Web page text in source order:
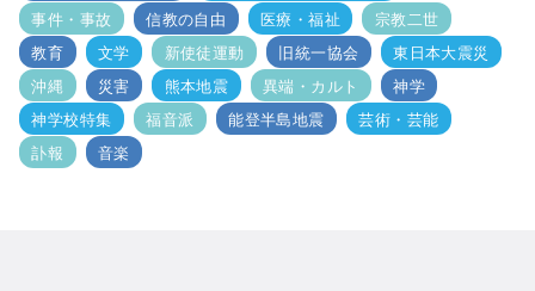
事件・事故
信教の自由 医療・福祉
宗教二世
教育
文学 新使徒運動 旧統一協会
東日本大震災
沖縄
災害 熊本地震 異端・カルト
神学
神学校特集
福音派 能登半島地震
芸術・芸能
訃報
音楽